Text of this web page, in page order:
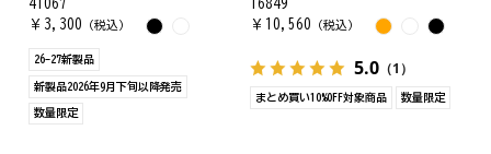
41067
￥ 3,300 （税込）
26-27新製品
新製品2026年9月下旬以降発売
数量限定
16849
￥ 10,560 （税込）
5.0（1）
まとめ買い10%OFF対象商品 数量限定